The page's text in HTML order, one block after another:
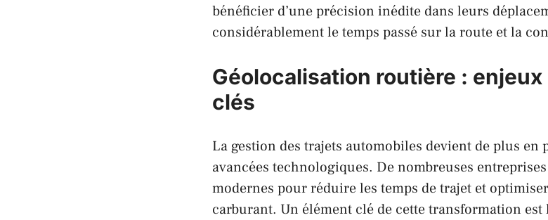
bénéficier d’une précision inédite dans leurs
considérablement le temps passé sur la route et la
Géolocalisation routière :
clés
La gestion des trajets automobiles devient de plus en
avancées technologiques. De nombreuses
modernes pour réduire les temps de trajet et
carburant. Un élément clé de cette transformation est